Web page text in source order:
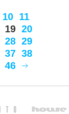
10 11
19 20
28 29
37 38
46